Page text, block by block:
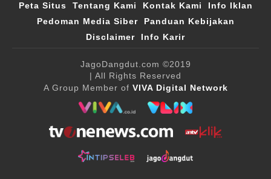
Peta Situs Tentang Kami Kontak Kami
Info Iklan
Pedoman Media Siber
Panduan Kebijakan
Disclaimer
Info Karir
JagoDangdut.com ©2019
| All Rights Reserved
A Group Member of VIVA Digital Network